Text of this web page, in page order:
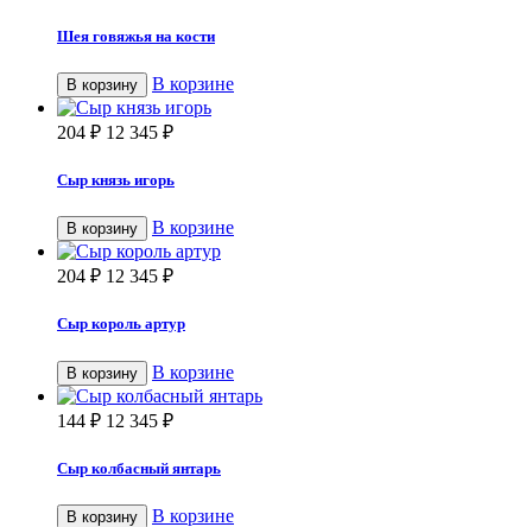
Шея говяжья на кости
В корзину В корзине
204 ₽ 12 345 ₽
Сыр князь игорь
В корзину В корзине
204 ₽ 12 345 ₽
Сыр король артур
В корзину В корзине
144 ₽ 12 345 ₽
Сыр колбасный янтарь
В корзину В корзине